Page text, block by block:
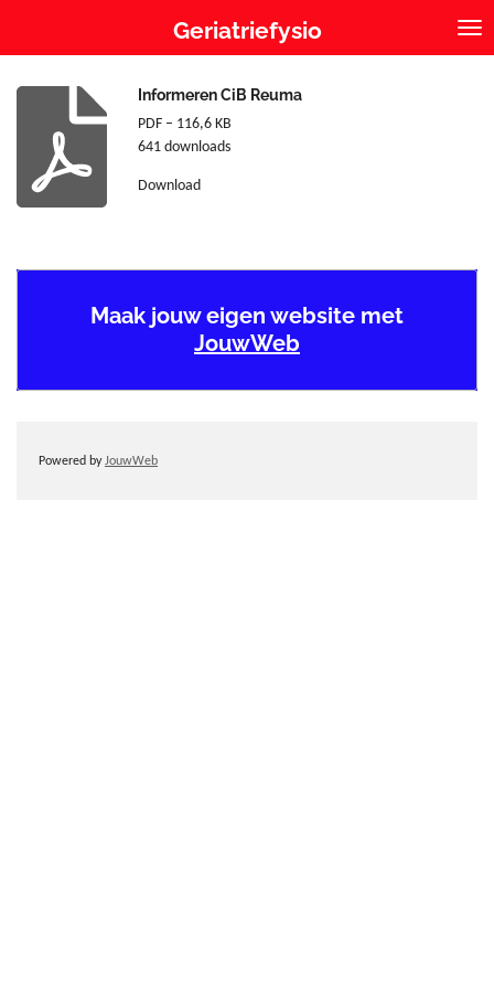
de
hoofdinhoud
Geriatriefysio
Informeren CiB Reuma
PDF – 116,6 KB
641 downloads
Download
Maak jouw eigen website met
JouwWeb
Powered byJouwWeb